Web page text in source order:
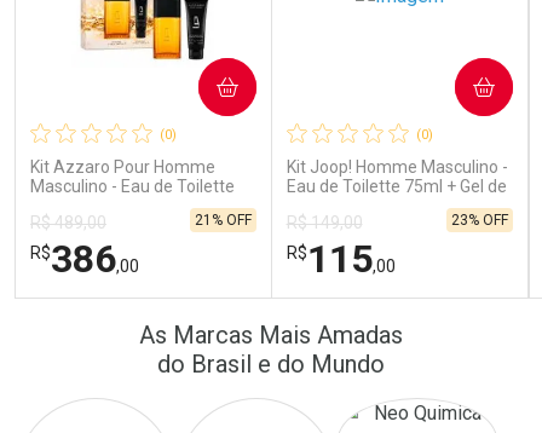
Comprar sem Desconto
Por R$ 389,90/cada
Comprar sem Desconto
Por R$ 389,90/cada
Comprar sem Desconto
Por R$ 22,33/cada
Comprar sem Desconto
Por R$ 22,33/cada
(0)
Kit Azzaro Pour Homme
Masculino - Eau de Toilette
R$ 489,00
R$386,00
21% OFF
COMPRAR
FECHAR
FECHAR
Por Menos
(0)
Kit Joop! Homme Masculino -
Eau de Toilette 75ml + Gel de
R$ 149,00
R$115,00
23% OFF
COMPRAR
Laboratório
Por Menos
As Marcas Mais Amadas
do Brasil e do Mundo